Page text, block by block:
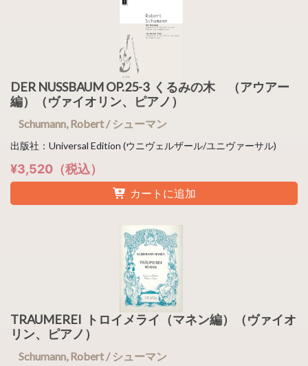
DER NUSSBAUM OP.25-3 くるみの木 （アウアー
編）（ヴァイオリン、ピアノ）
Schumann, Robert / シューマン
出版社：Universal Edition (ウニヴェルザール/ユニヴァーサル)
¥3,520（税込）
カートに追加
TRAUMEREI トロイメライ（マネン編）（ヴァイオ
リン、ピアノ）
Schumann, Robert / シューマン